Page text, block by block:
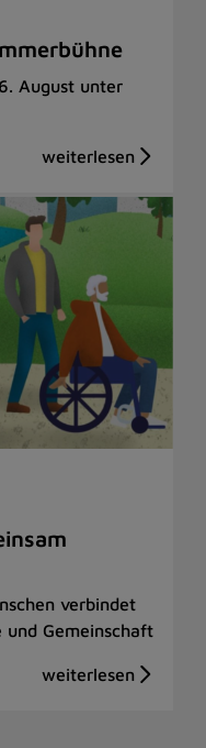
August unter
verbindet
und Gemeinschaft